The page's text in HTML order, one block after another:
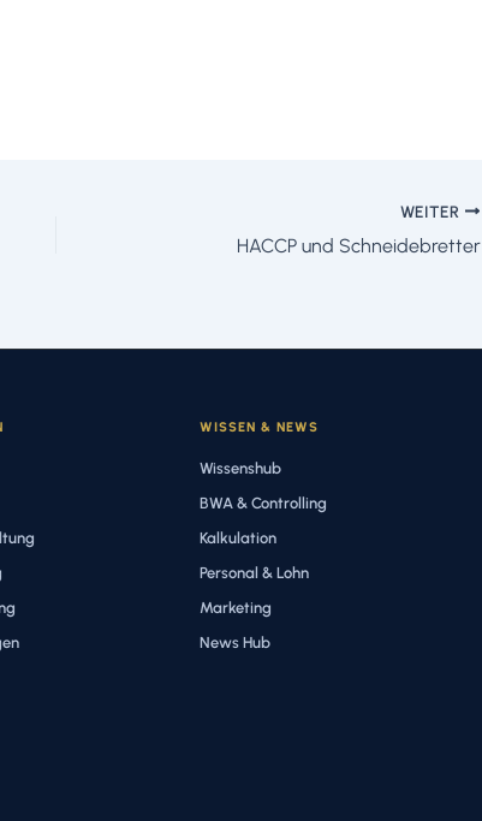
WEITER
HACCP und Schneidebretter
WISSEN & NEWS
Wissenshub
BWA & Controlling
Kalkulation
Personal & Lohn
Marketing
News Hub